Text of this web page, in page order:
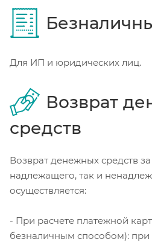
Для ИП и юридических лиц.
Возврат
средств
Возврат денежных средств
надлежащего, так и
осуществляется:
- При расчете платежной
безналичным способом):